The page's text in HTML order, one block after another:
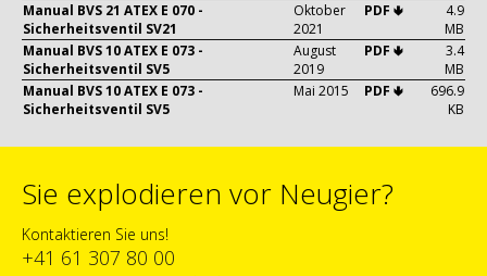
Manual BVS 21 ATEX E 070 -
Sicherheitsventil SV21
Oktober
2021
PDF 🢃
4.9
MB
Manual BVS 10 ATEX E 073 -
Sicherheitsventil SV5
August
2019
PDF 🢃
3.4
MB
Manual BVS 10 ATEX E 073 -
Sicherheitsventil SV5
Mai 2015 PDF 🢃
696.9
KB
Sie explodieren vor Neugier?
Kontaktieren Sie uns!
+41 61 307 80 00